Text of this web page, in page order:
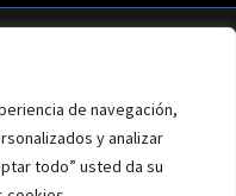
de navegación,
y analizar
todo” usted da su
Política de Cookies